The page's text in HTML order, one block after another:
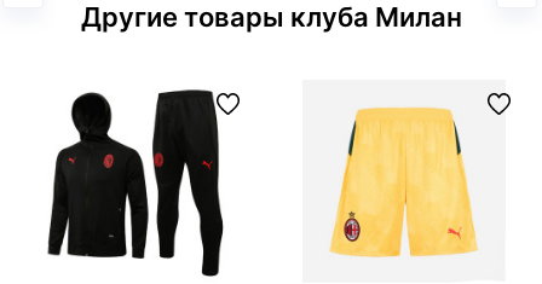
Другие товары клуба Милан